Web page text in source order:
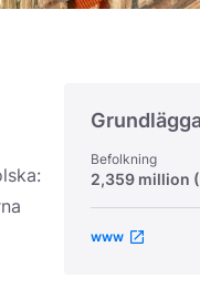
Befolkning
2,359 million
www